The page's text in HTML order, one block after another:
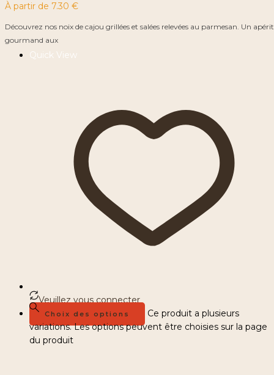
À partir de 7.30 €
Découvrez nos noix de cajou grillées et salées relevées au parmesan. Un
gourmand aux
Quick View
Veuillez vous connecter
Choix des options
Ce produit a plusieurs
variations. Les options peuvent être choisies sur la page
du produit